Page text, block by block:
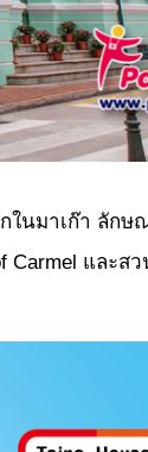
นมาเก๊า ลักษ
และส